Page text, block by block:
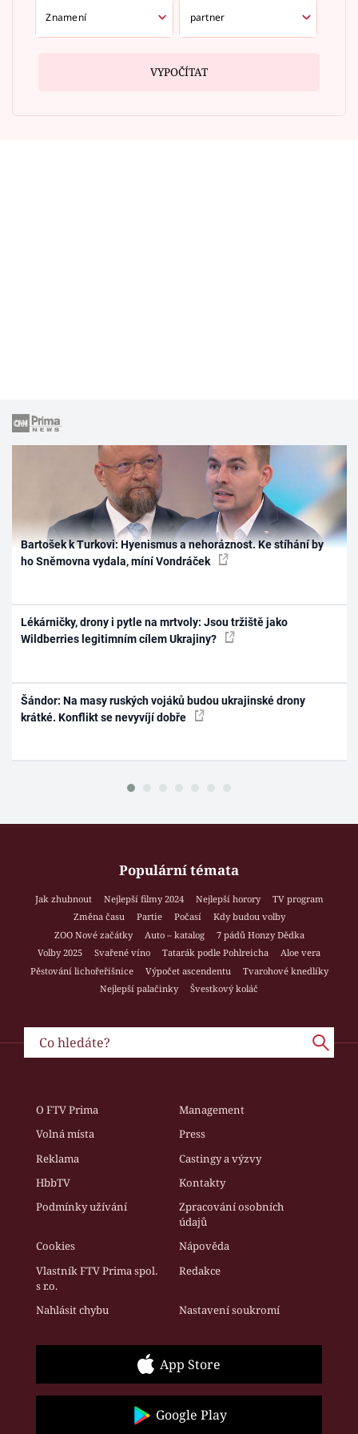
VYPOČÍTAT
Bartošek k Turkovi: Hyenismus a nehoráznost. Ke stíhání by
ho Sněmovna vydala, míní Vondráček
Lékárničky, drony i pytle na mrtvoly: Jsou tržiště jako
Wildberries legitimním cílem Ukrajiny?
Šándor: Na masy ruských vojáků budou ukrajinské drony
krátké. Konflikt se nevyvíjí dobře
Populární témata
Jak zhubnout Nejlepší filmy 2024 Nejlepší horory
TV program
Změna času
Partie Počasí
Kdy budou volby
ZOO Nové začátky
Auto – katalog
7 pádů Honzy Dědka
Volby 2025
Svařené víno Tatarák podle Pohlreicha
Aloe vera
Pěstování lichořeřišnice
Výpočet ascendentu
Tvarohové knedlíky
Nejlepší palačinky
Švestkový koláč
O FTV Prima
Management
Volná místa
Press
Reklama
Castingy a výzvy
HbbTV
Kontakty
Podmínky užívání
Zpracování osobních
údajů
Cookies
Nápověda
Vlastník FTV Prima spol.
s r.o.
Redakce
Nahlásit chybu Nastavení soukromí
App Store
Google Play